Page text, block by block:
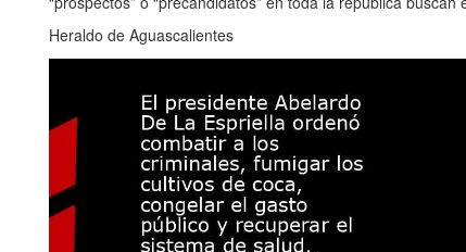
Heraldo de Aguascalientes